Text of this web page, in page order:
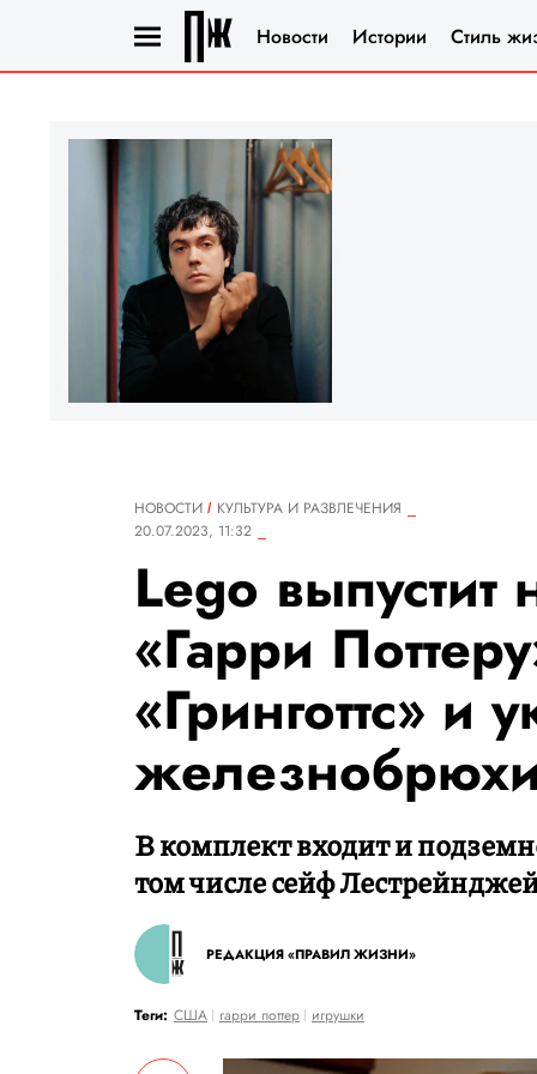
Новости Истории Стиль
НОВОСТИ
КУЛЬТУРА И РАЗВЛЕЧЕНИЯ
20.07.2023, 11:32
Lego
«Гарри
«Гринготтс» и
В комплект входит и
том числе сейф
РЕДАКЦИЯ «ПРАВИЛ ЖИЗНИ»
Теги: США гарри поттер игрушки